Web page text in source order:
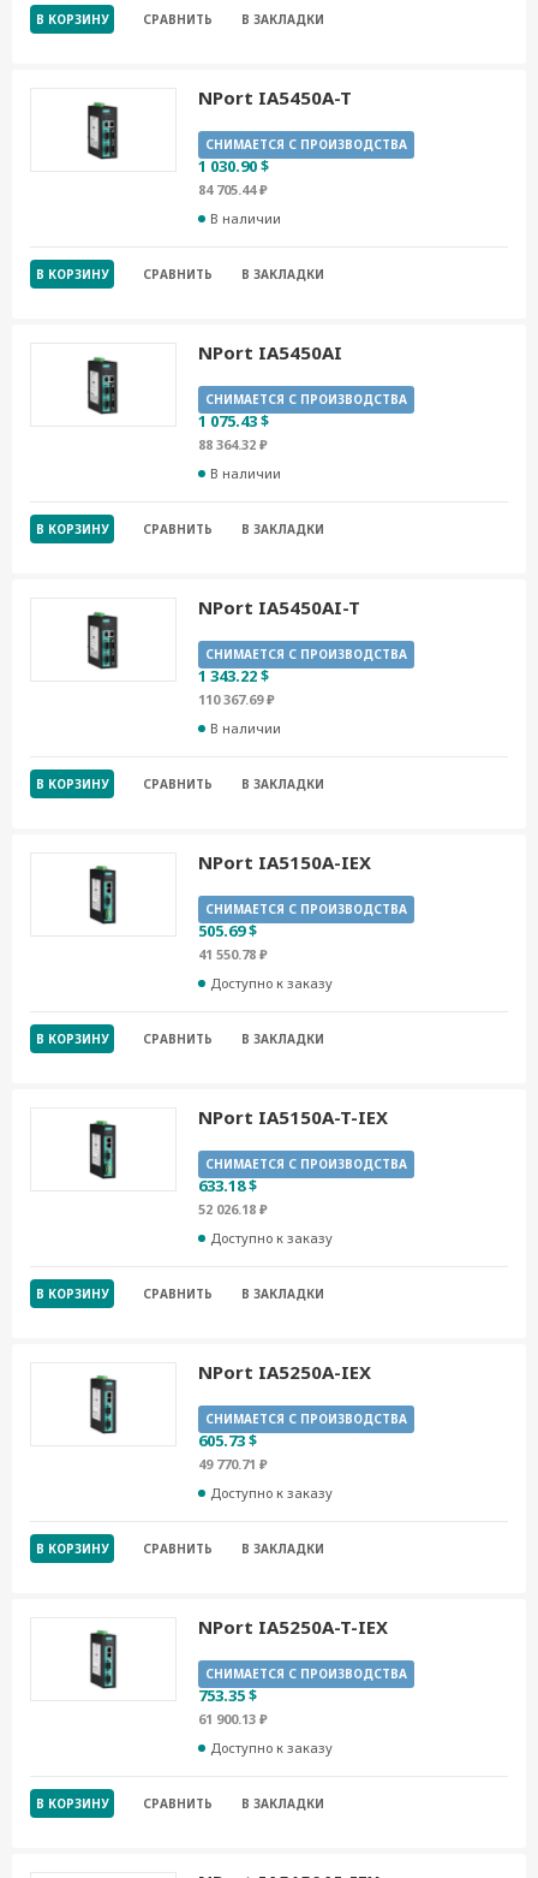
В КОРЗИНУ СРАВНИТЬ В ЗАКЛАДКИ
NPort IA5450A-T
СНИМАЕТСЯ С ПРОИЗВОДСТВА
1 030.90 $
84 705.44 ₽
В наличии
В КОРЗИНУ СРАВНИТЬ В ЗАКЛАДКИ
NPort IA5450AI
СНИМАЕТСЯ С ПРОИЗВОДСТВА
1 075.43 $
88 364.32 ₽
В наличии
В КОРЗИНУ СРАВНИТЬ В ЗАКЛАДКИ
NPort IA5450AI-T
СНИМАЕТСЯ С ПРОИЗВОДСТВА
1 343.22 $
110 367.69 ₽
В наличии
В КОРЗИНУ СРАВНИТЬ В ЗАКЛАДКИ
NPort IA5150A-IEX
СНИМАЕТСЯ С ПРОИЗВОДСТВА
505.69 $
41 550.78 ₽
Доступно к заказу
В КОРЗИНУ СРАВНИТЬ В ЗАКЛАДКИ
NPort IA5150A-T-IEX
СНИМАЕТСЯ С ПРОИЗВОДСТВА
633.18 $
52 026.18 ₽
Доступно к заказу
В КОРЗИНУ СРАВНИТЬ В ЗАКЛАДКИ
NPort IA5250A-IEX
СНИМАЕТСЯ С ПРОИЗВОДСТВА
605.73 $
49 770.71 ₽
Доступно к заказу
В КОРЗИНУ СРАВНИТЬ В ЗАКЛАДКИ
NPort IA5250A-T-IEX
СНИМАЕТСЯ С ПРОИЗВОДСТВА
753.35 $
61 900.13 ₽
Доступно к заказу
В КОРЗИНУ СРАВНИТЬ В ЗАКЛАДКИ